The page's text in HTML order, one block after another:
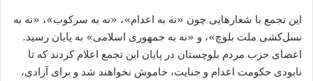
این تجمع با شعارهایی چون «نه به اعدام»، «نه به سرکوب»، «نه به
نسل‌کشی ملت بلوچ»، و «نه به جمهوری اسلامی» به پایان رسید.
اعضای حزب مردم بلوچستان در پایان این تجمع اعلام کردند که تا
نابودی حکومت اعدام و جنایت، خاموش نخواهند شد و برای آزادی،